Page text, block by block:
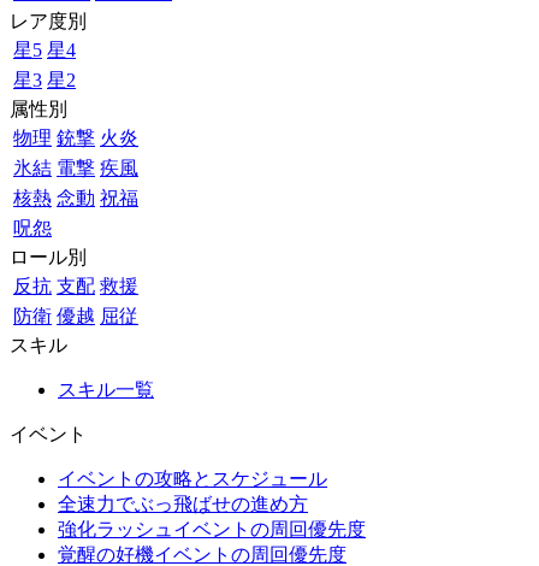
レア度別
星5 星4
星3 星2
属性別
物理 銃撃 火炎
氷結 電撃 疾風
核熱 念動 祝福
呪怨
ロール別
反抗 支配 救援
防衛 優越 屈従
スキル
スキル一覧
イベント
イベントの攻略とスケジュール
全速力でぶっ飛ばせの進め方
強化ラッシュイベントの周回優先度
覚醒の好機イベントの周回優先度